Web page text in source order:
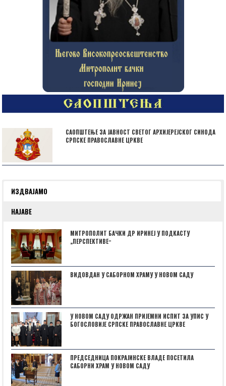
САОПШТЕЊЕ ЗА ЈАВНОСТ СВЕТОГ АРХИЈЕРЕЈСКОГ СИНОДА
СРПСКЕ ПРАВОСЛАВНЕ ЦРКВЕ
ИЗДВАЈАМО
НАЈАВЕ
МИТРОПОЛИТ БАЧКИ ДР ИРИНЕЈ У ПОДКАСТУ
„ПЕРСПЕКТИВЕˮ
ВИДОВДАН У САБОРНОМ ХРАМУ У НОВОМ САДУ
У НОВОМ САДУ ОДРЖАН ПРИЈЕМНИ ИСПИТ ЗА УПИС У
БОГОСЛОВИЈЕ СРПСКЕ ПРАВОСЛАВНЕ ЦРКВЕ
ПРЕДСЕДНИЦА ПОКРАЈИНСКЕ ВЛАДЕ ПОСЕТИЛА
САБОРНИ ХРАМ У НОВОМ САДУ